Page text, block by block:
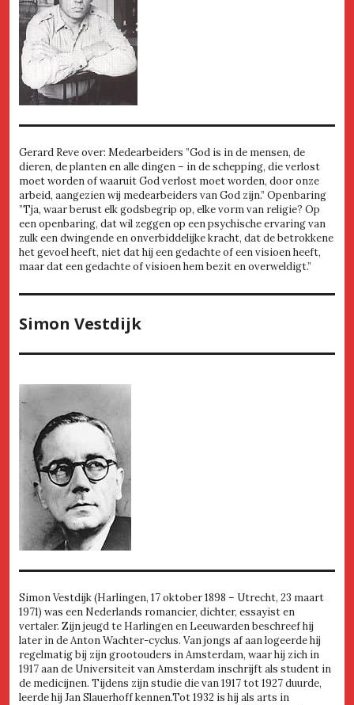
Gerard Reve over: Medearbeiders ”God is in de mensen, de
dieren, de planten en alle dingen – in de schepping, die verlost
moet worden of waaruit God verlost moet worden, door onze
arbeid, aangezien wij medearbeiders van God zijn.” Openbaring
”Tja, waar berust elk godsbegrip op, elke vorm van religie? Op
een openbaring, dat wil zeggen op een psychische ervaring van
zulk een dwingende en onverbiddelijke kracht, dat de betrokkene
het gevoel heeft, niet dat hij een gedachte of een visioen heeft,
maar dat een gedachte of visioen hem bezit en overweldigt.”
Simon Vestdijk
Simon Vestdijk (Harlingen, 17 oktober 1898 – Utrecht, 23 maart
1971) was een Nederlands romancier, dichter, essayist en
vertaler. Zijn jeugd te Harlingen en Leeuwarden beschreef hij
later in de Anton Wachter-cyclus. Van jongs af aan logeerde hij
regelmatig bij zijn grootouders in Amsterdam, waar hij zich in
1917 aan de Universiteit van Amsterdam inschrijft als student in
de medicijnen. Tijdens zijn studie die van 1917 tot 1927 duurde,
leerde hij Jan Slauerhoff kennen.Tot 1932 is hij als arts in